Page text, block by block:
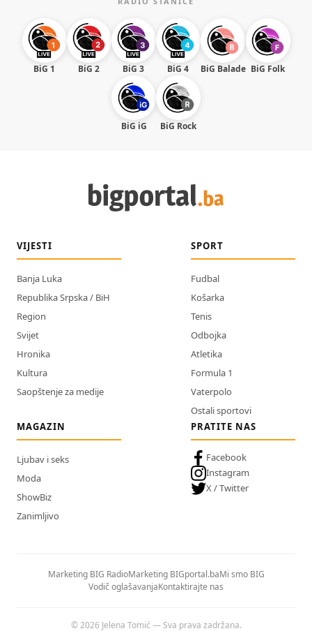
BiG 1 BiG 2 BiG 3 BiG 4 BiG Balade BiG Folk
BiG iG BiG Rock
VIJESTI
Banja Luka
Republika Srpska / BiH
Region
Svijet
Hronika
Kultura
Saopštenje za medije
SPORT
Fudbal
Košarka
Tenis
Odbojka
Atletika
Formula 1
Vaterpolo
Ostali sportovi
MAGAZIN
Ljubav i seks
Moda
ShowBiz
Zanimljivo
PRATITE NAS
Facebook
Instagram
X / Twitter
Marketing BIG RadioMarketing BIGportal.baMi smo BIG
Vodič oglašavanjaKontaktirajte nas
© 2026 Jelena Tomić — Sva prava zadržana.